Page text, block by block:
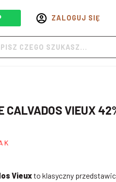
ZALOGUJ SIĘ
CALVADOS VIEUX
Vieuxto klasyczny